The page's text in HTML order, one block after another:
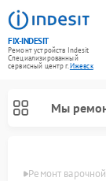
FIX-INDESIT
Ремонт устройств Indesit
Специализированный
cервисный центр г.Ижевск
Мы
Ремонт